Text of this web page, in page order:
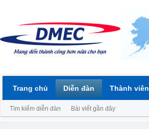
Trang chủ Diễn đàn
Tìm kiếm diễn đàn Bài viết gần đây
Thành viên